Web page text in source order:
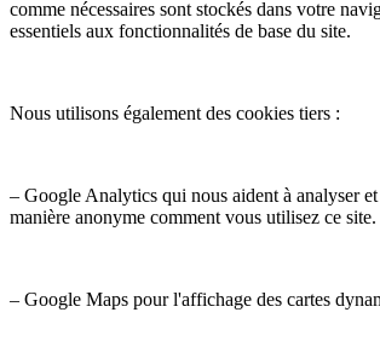
comme nécessaires sont stockés dans votre
essentiels aux fonctionnalités de base du site.
Nous utilisons également des cookies tiers :
– Google Analytics qui nous aident à analyser
manière anonyme comment vous utilisez ce site.
– Google Maps pour l'affichage des cartes